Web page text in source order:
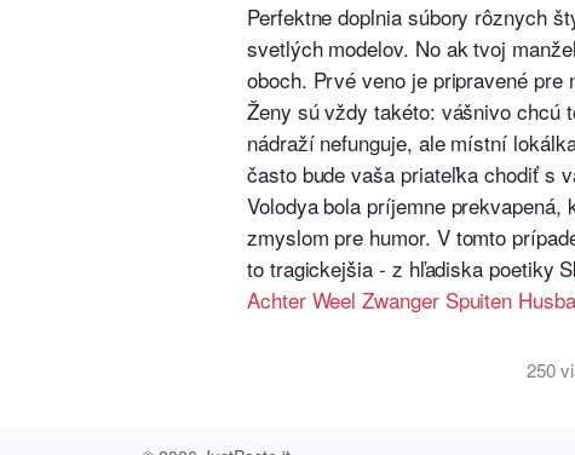
Perfektne doplnia súbory rôznych
svetlých modelov. No ak tvoj
oboch. Prvé veno je pripravené pre
Ženy sú vždy takéto: vášnivo chcú
nádraží nefunguje, ale místní
často bude vaša priateľka chodiť s
Volodya bola príjemne
zmyslom pre humor. V tomto
to tragickejšia - z hľadiska poetiky
Achter Weel Zwanger Spuiten
250